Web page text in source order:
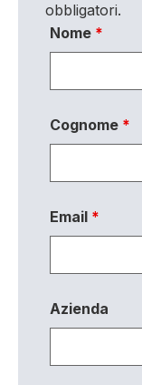
obbligatori.
Nome *
Cognome *
Email *
Azienda